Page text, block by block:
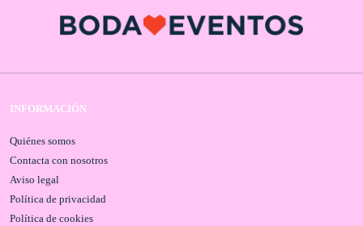
INFORMACIÓN
Quiénes somos
Contacta con nosotros
Aviso legal
Política de privacidad
Política de cookies